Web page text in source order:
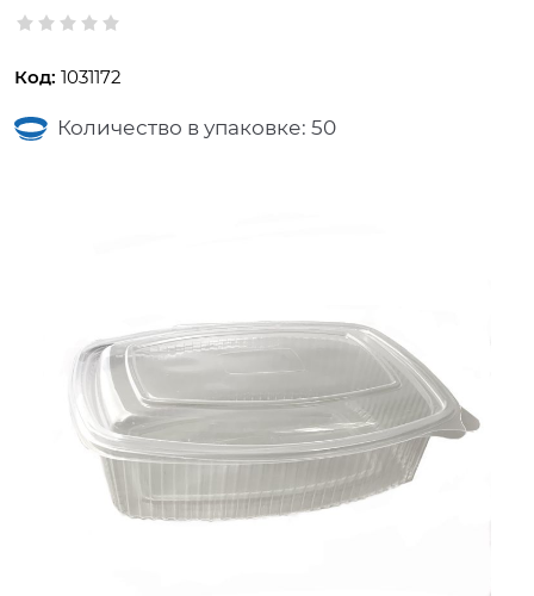
Код: 1031172
Количество в упаковке: 50